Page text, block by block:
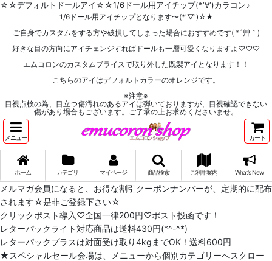
☆☆デフォルトドールアイ☆☆1/6ドール用アイチップ(*‘∀‘)カラコン♪
1/6ドール用アイチップとなります〜(*'▽')☆★
ご自身でカスタムをする方や破損してしまった場合におすすめです( *´艸｀)
好きな目の方向にアイチェンジすればドールも一層可愛くなりますよ♡♡♡
エムコロンのカスタムブライスで取り外した既製アイとなります！！
こちらのアイはデフォルトカラーのオレンジです。
※注意※
目視点検の為、目立つ傷汚れのあるアイは弾いておりますが、目視確認できない
傷があり場合もございます。ご了承の上お求めくださいませ。
メニュー カート
ホーム カテゴリ マイページ 商品検索 ご利用案内 What's New
メルマガ会員になると、お得な割引クーポンナンバーが、定期的に配布
されます☆是非ご登録下さい☆
クリックポスト導入♡全国一律200円♡ポスト投函です！
レターパックライト対応商品は送料430円(*^-^*)
レターパックプラスは対面受け取り4kgまでOK！送料600円
★スペシャルセール会場は、メニューから個別カテゴリーへスクロー